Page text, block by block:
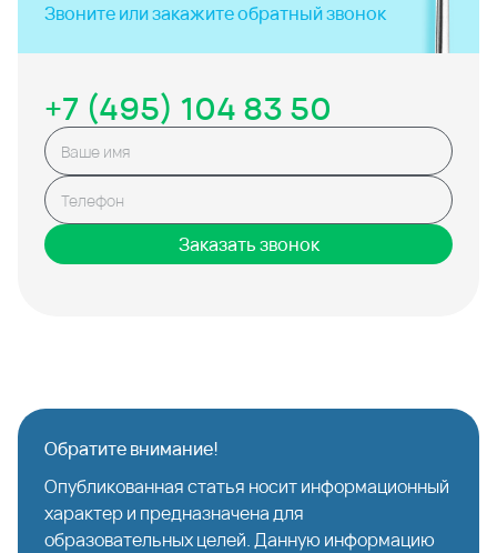
Звоните или закажитеобратный звонок
+7 (495) 104 83 50
Заказать звонок
Обратите внимание!
Опубликованная статья носит информационный
характер и предназначена для
образовательных целей. Данную информацию